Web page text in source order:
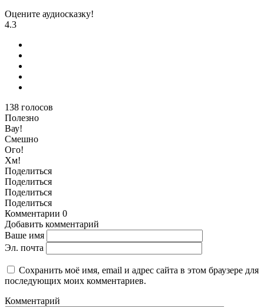
Оцените аудиосказку!
4.3
138 голосов
Полезно
Вау!
Смешно
Ого!
Хм!
Поделиться
Поделиться
Поделиться
Поделиться
Комментарии 0
Добавить комментарий
Ваше имя
Эл. почта
Сохранить моё имя, email и адрес сайта в этом браузере для
последующих моих комментариев.
Комментарий